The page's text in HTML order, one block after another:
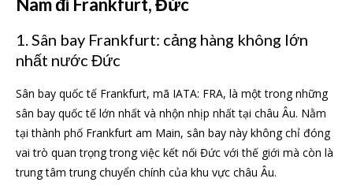
Nam đi Frankfurt, Đức
1. Sân bay Frankfurt: cảng hàng không lớn
nhất nước Đức
Sân bay quốc tế Frankfurt, mã IATA: FRA, là một trong những
sân bay quốc tế lớn nhất và nhộn nhịp nhất tại châu Âu. Nằm
tại thành phố Frankfurt am Main, sân bay này không chỉ đóng
vai trò quan trọng trong việc kết nối Đức với thế giới mà còn là
trung tâm trung chuyển chính của khu vực châu Âu.